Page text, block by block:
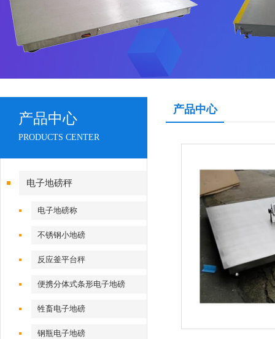
产品中心
PRODUCTS CENTER
电子地磅秤
电子地磅称
不锈钢小地磅
反应釜平台秤
便携分体式条形电子地磅
牲畜电子地磅
钢瓶电子地磅
产品中心